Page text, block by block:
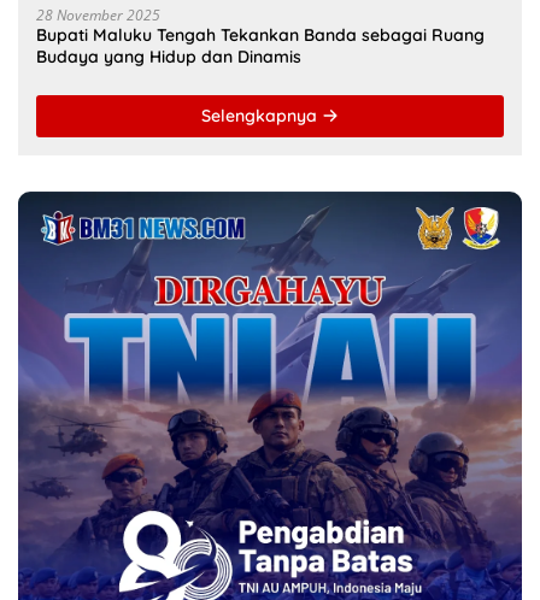
28 November 2025
Bupati Maluku Tengah Tekankan Banda sebagai Ruang
Budaya yang Hidup dan Dinamis
Selengkapnya